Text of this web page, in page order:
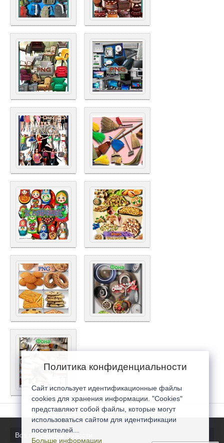
Все последние новости
Политика конфиденциальности
Сайт использует идентификационные файлы
cookies для хранения информации. "Cookies"
представляют собой файлы, которые могут
использоваться сайтом для идентификации
посетителей...
Больше информации